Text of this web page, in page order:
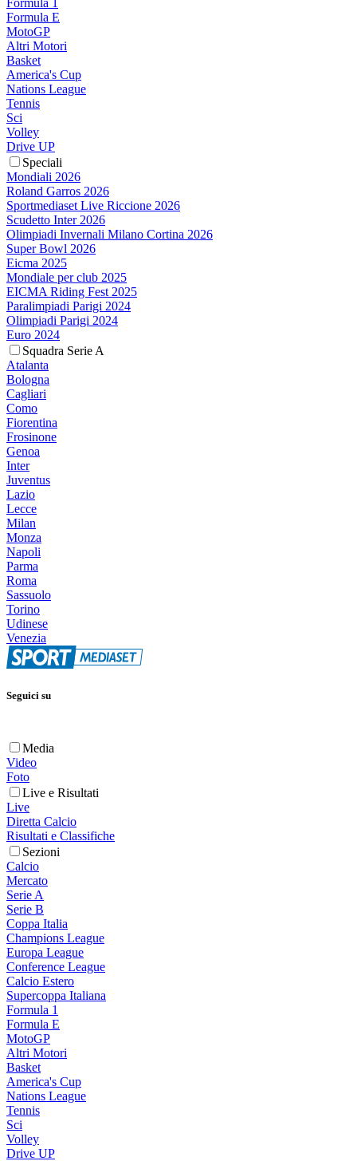
Formula 1
Formula E
MotoGP
Altri Motori
Basket
America's Cup
Nations League
Tennis
Sci
Volley
Drive UP
Speciali
Mondiali 2026
Roland Garros 2026
Sportmediaset Live Riccione 2026
Scudetto Inter 2026
Olimpiadi Invernali Milano Cortina 2026
Super Bowl 2026
Eicma 2025
Mondiale per club 2025
EICMA Riding Fest 2025
Paralimpiadi Parigi 2024
Olimpiadi Parigi 2024
Euro 2024
Squadra Serie A
Atalanta
Bologna
Cagliari
Como
Fiorentina
Frosinone
Genoa
Inter
Juventus
Lazio
Lecce
Milan
Monza
Napoli
Parma
Roma
Sassuolo
Torino
Udinese
Venezia
Seguici su
Media
Video
Foto
Live e Risultati
Live
Diretta Calcio
Risultati e Classifiche
Sezioni
Calcio
Mercato
Serie A
Serie B
Coppa Italia
Champions League
Europa League
Conference League
Calcio Estero
Supercoppa Italiana
Formula 1
Formula E
MotoGP
Altri Motori
Basket
America's Cup
Nations League
Tennis
Sci
Volley
Drive UP